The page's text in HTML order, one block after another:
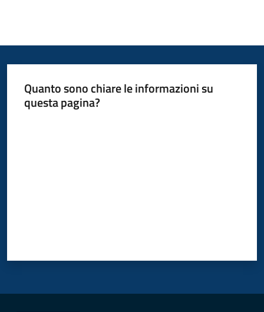
Quanto sono chiare le informazioni su
questa pagina?